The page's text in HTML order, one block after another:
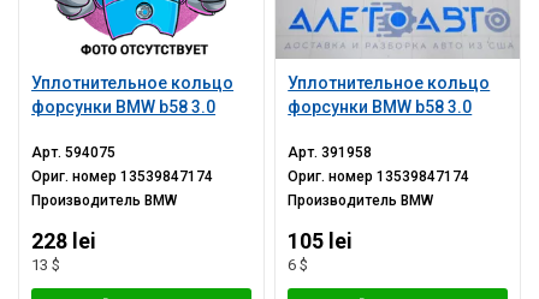
Уплотнительное кольцо
форсунки BMW b58 3.0
Арт.594075
Ориг. номер13539847174
ПроизводительBMW
228 lei
13 $
Уплотнительное кольцо
форсунки BMW b58 3.0
Арт.391958
Ориг. номер13539847174
ПроизводительBMW
105 lei
6 $